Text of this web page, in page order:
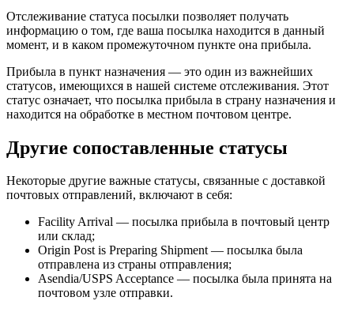
Отслеживание статуса посылки позволяет получать
информацию о том, где ваша посылка находится в данный
момент, и в каком промежуточном пункте она прибыла.
Прибыла в пункт назначения — это один из важнейших
статусов, имеющихся в нашей системе отслеживания. Этот
статус означает, что посылка прибыла в страну назначения и
находится на обработке в местном почтовом центре.
Другие сопоставленные статусы
Некоторые другие важные статусы, связанные с доставкой
почтовых отправлений, включают в себя:
Facility Arrival — посылка прибыла в почтовый центр
или склад;
Origin Post is Preparing Shipment — посылка была
отправлена из страны отправления;
Asendia/USPS Acceptance — посылка была принята на
почтовом узле отправки.